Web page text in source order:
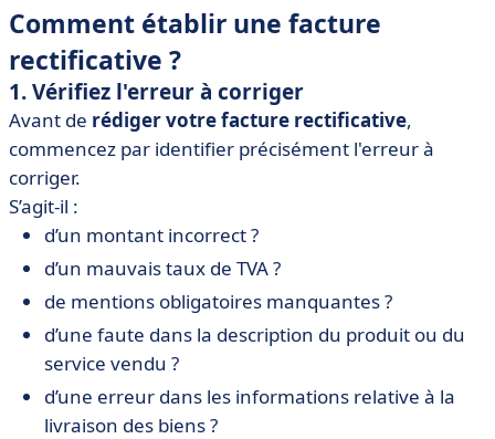
Comment établir une facture
rectificative ?
1. Vérifiez l'erreur à corriger
Avant de rédiger votre facture rectificative,
commencez par identifier précisément l'erreur à
corriger.
S’agit-il :
d’un montant incorrect ?
d’un mauvais taux de TVA ?
de mentions obligatoires manquantes ?
d’une faute dans la description du produit ou du
service vendu ?
d’une erreur dans les informations relative à la
livraison des biens ?